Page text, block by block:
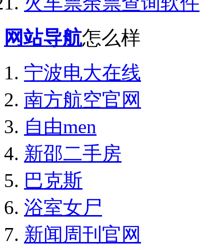
网站导航怎么样
宁波电大在线
南方航空官网
自由men
新邵二手房
巴克斯
浴室女尸
新闻周刊官网